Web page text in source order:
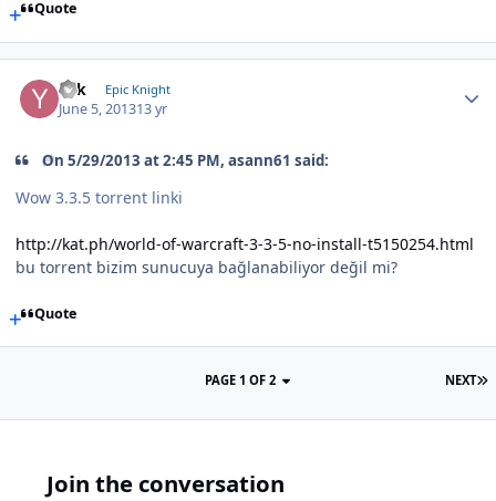
Quote
Yek Epic Knight
June 5, 201313 yr
On 5/29/2013 at 2:45 PM, asann61 said:
Wow 3.3.5 torrent linki
http://kat.ph/world-of-warcraft-3-3-5-no-install-t5150254.html
bu torrent bizim sunucuya bağlanabiliyor değil mi?
Quote
NEXT
PAGE 1 OF 2
Join the conversation